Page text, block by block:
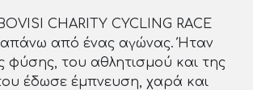
CHARITY CYCLING RACE
από ένας αγώνας. Ήταν
φύσης, του αθλητισμού και της
έδωσε έμπνευση, χαρά και